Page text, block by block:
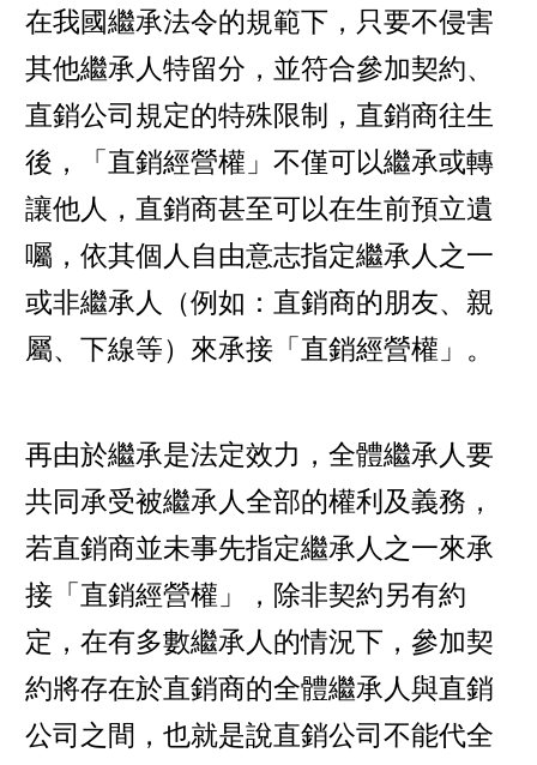
在我國繼承法令的規範下，只要不侵害
其他繼承人特留分，並符合參加契約、
直銷公司規定的特殊限制，直銷商往生
後，「直銷經營權」不僅可以繼承或轉
讓他人，直銷商甚至可以在生前預立遺
囑，依其個人自由意志指定繼承人之一
或非繼承人（例如：直銷商的朋友、親
屬、下線等）來承接「直銷經營權」。
再由於繼承是法定效力，全體繼承人要
共同承受被繼承人全部的權利及義務，
若直銷商並未事先指定繼承人之一來承
接「直銷經營權」，除非契約另有約
定，在有多數繼承人的情況下，參加契
約將存在於直銷商的全體繼承人與直銷
公司之間，也就是說直銷公司不能代全